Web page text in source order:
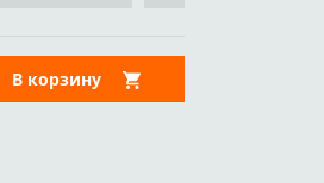
В корзину